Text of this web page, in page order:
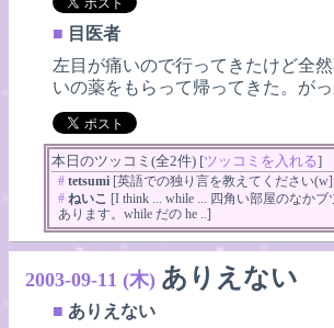
■ 目医者
左目が痛いので行ってきたけど全
いの薬をもらって帰ってきた。がっ
本日のツッコミ(全2件) [ツッコミを入れる]
# tetsumi [英語での独り言を教えてください(w]
# ねいこ
[I think ... while ... 四角い部屋のなか
あります。while だの he ..]
2003-09-11 (木) ありえない
■ ありえない